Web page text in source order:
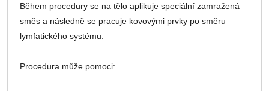
Během procedury se na tělo aplikuje speciální zamražená
směs a následně se pracuje kovovými prvky po směru
lymfatického systému.
Procedura může pomoci: